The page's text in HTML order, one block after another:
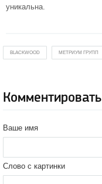
уникальна.
BLACKWOOD МЕТРИУМ ГРУПП
Комментировать
Ваше имя
Слово с картинки